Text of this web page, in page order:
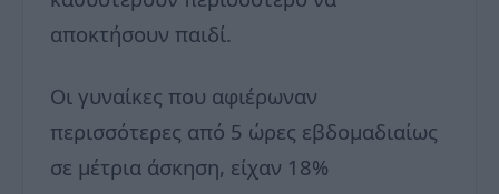
αποκτήσουν παιδί.
Οι γυναίκες που αφιέρωναν
περισσότερες από 5 ώρες εβδομαδιαίως
σε μέτρια άσκηση, είχαν 18%